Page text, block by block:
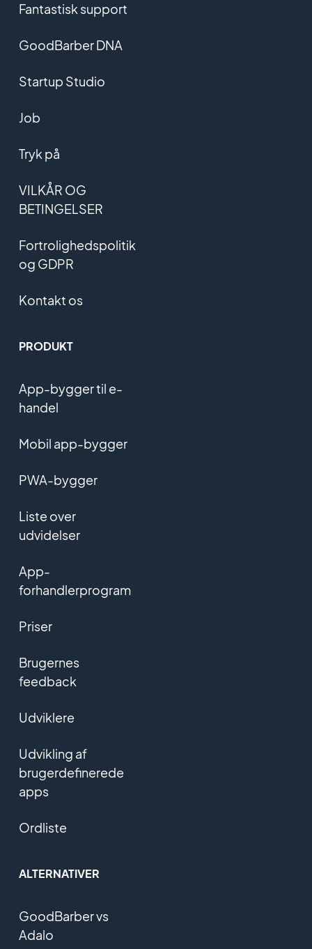
Fantastisk support
GoodBarber DNA
Startup Studio
Job
Tryk på
VILKÅR OG
BETINGELSER
Fortrolighedspolitik
og GDPR
Kontakt os
PRODUKT
App-bygger til e-
handel
Mobil app-bygger
PWA-bygger
Liste over
udvidelser
App-
forhandlerprogram
Priser
Brugernes
feedback
Udviklere
Udvikling af
brugerdefinerede
apps
Ordliste
ALTERNATIVER
GoodBarber vs
Adalo